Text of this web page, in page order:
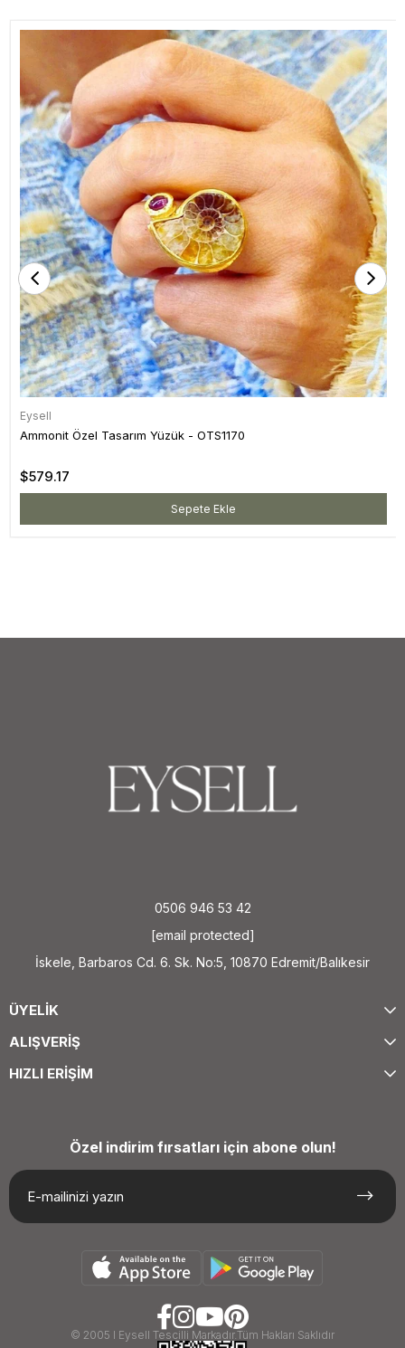
Eysell
Ammonit Özel Tasarım Yüzük - OTS1170
$579.17
Sepete Ekle
0506 946 53 42
[email protected]
İskele, Barbaros Cd. 6. Sk. No:5, 10870 Edremit/Balıkesir
ÜYELİK
ALIŞVERİŞ
HIZLI ERİŞİM
Özel indirim fırsatları için abone olun!
© 2005 I Eysell Tescilli Markadır.Tüm Hakları Saklıdır